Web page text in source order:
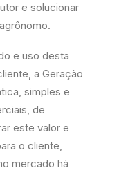
e solucionar
e uso desta
a Geração
simples e
de
este valor e
o cliente,
mercado há